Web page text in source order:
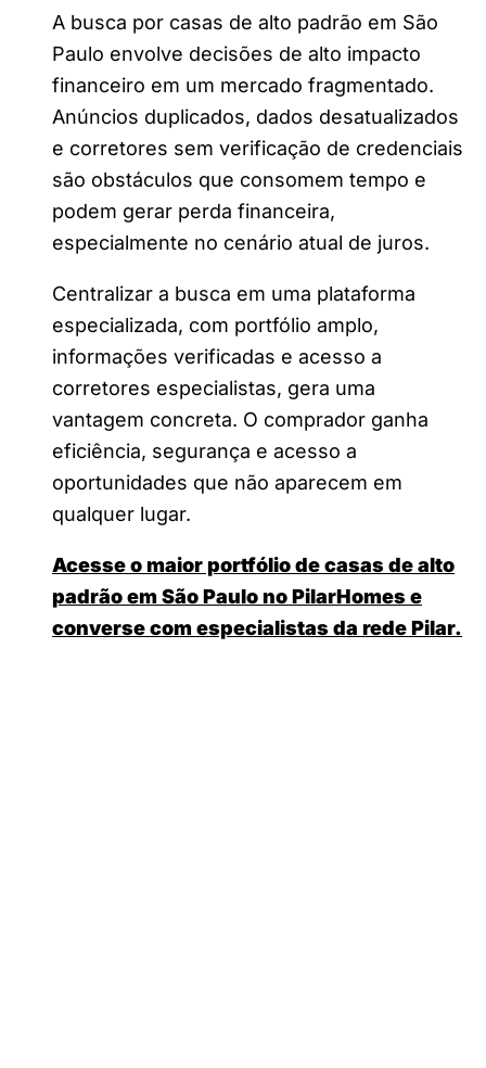
A busca por casas de alto padrão em São
Paulo envolve decisões de alto impacto
financeiro em um mercado fragmentado.
Anúncios duplicados, dados desatualizados
e corretores sem verificação de credenciais
são obstáculos que consomem tempo e
podem gerar perda financeira,
especialmente no cenário atual de juros.
Centralizar a busca em uma plataforma
especializada, com portfólio amplo,
informações verificadas e acesso a
corretores especialistas, gera uma
vantagem concreta. O comprador ganha
eficiência, segurança e acesso a
oportunidades que não aparecem em
qualquer lugar.
Acesse o maior portfólio de casas de alto
padrão em São Paulo no PilarHomes e
converse com especialistas da rede Pilar.